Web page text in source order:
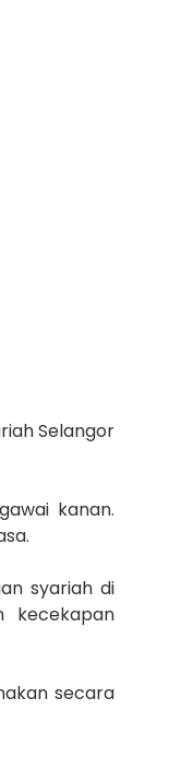
Selangor
kanan.
syariah di
kecekapan
secara